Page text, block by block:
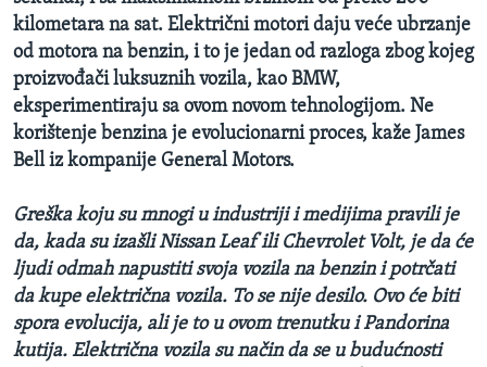
kilometara na sat. Električni motori daju veće ubrzanje
od motora na benzin, i to je jedan od razloga zbog kojeg
proizvođači luksuznih vozila, kao BMW,
eksperimentiraju sa ovom novom tehnologijom. Ne
korištenje benzina je evolucionarni proces, kaže James
Bell iz kompanije General Motors.
Greška koju su mnogi u industriji i medijima pravili je
da, kada su izašli Nissan Leaf ili Chevrolet Volt, je da će
ljudi odmah napustiti svoja vozila na benzin i potrčati
da kupe električna vozila. To se nije desilo. Ovo će biti
spora evolucija, ali je to u ovom trenutku i Pandorina
kutija. Električna vozila su način da se u budućnosti